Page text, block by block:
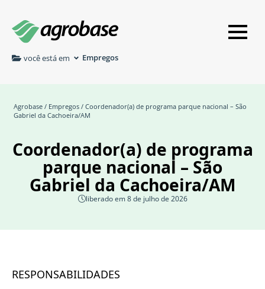
você está em Empregos
Agrobase / Empregos / Coordenador(a) de programa parque nacional – São
Gabriel da Cachoeira/AM
Coordenador(a) de programa
parque nacional – São
Gabriel da Cachoeira/AM
liberado em 8 de julho de 2026
RESPONSABILIDADES